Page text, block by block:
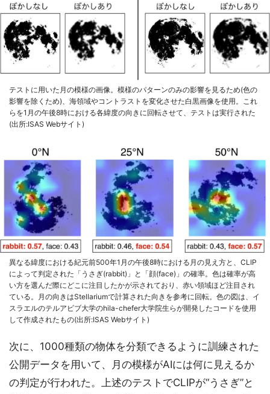
テストに用いた月の模様の画像。模様のパターンのみの影響を見るため(色の
影響を除くため)、海領域やコントラストを変化させた白黒画像を使用。これ
らを1月の午後8時における各緯度の向きに回転させて、テストは実行された
(出所:ISAS Webサイト)
異なる緯度における紀元前500年1月の午後8時における月の見え方と、CLIP
によって判定された「うさぎ(rabbit)」と「顔(face)」の確率。色は確率が高
い方を選んだ際にどこに注目したかが示されており、赤い領域ほど注目され
ている。月の向きはStellariumで計算された向きを参考に回転。色の図は、イ
スラエルのテルアビブ大学のhila-chefer大学院生らが開発したコードを使用
して作成されたもの(出所:ISAS Webサイト)
次に、1000種類の物体を分類できるように訓練された
公開データを用いて、月の模様がAIには何に見えるか
の判定が行われた。上述のテストでCLIPが“うさぎ”と